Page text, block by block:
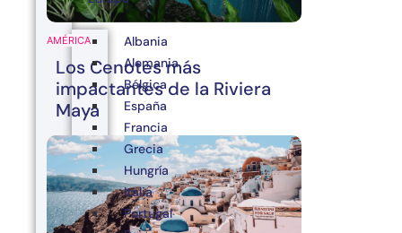
AMÉRICA
Los Cenotes más
impactantes de la Riviera
Maya
Albania
Alemania
Bélgica
España
Francia
Grecia
Hungría
Italia
Portugal